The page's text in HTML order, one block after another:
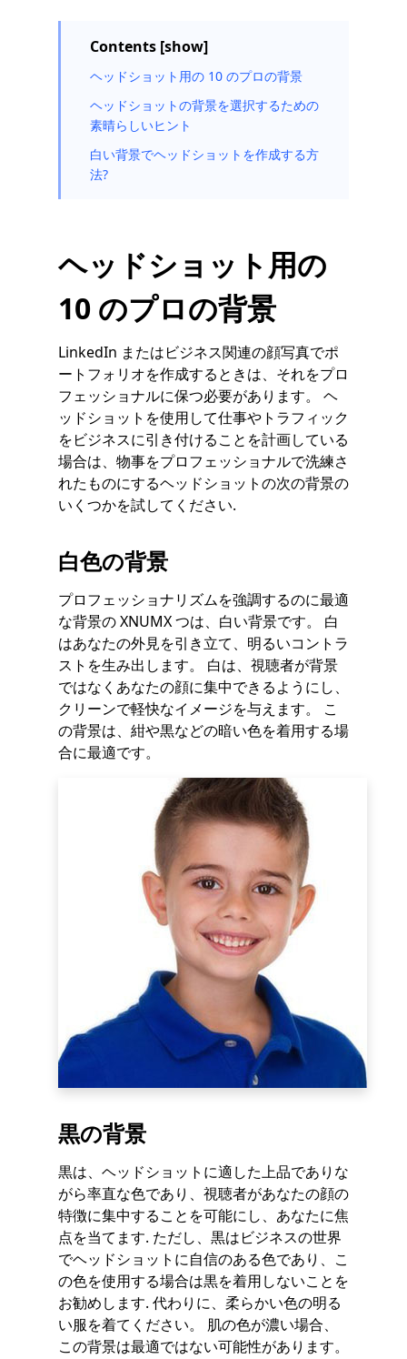
Contents [show]
ヘッドショット用の 10 のプロの背景
ヘッドショットの背景を選択するための
素晴らしいヒント
白い背景でヘッドショットを作成する方
法?
ヘッドショット用の
10 のプロの背景
LinkedIn またはビジネス関連の顔写真でポ
ートフォリオを作成するときは、それをプロ
フェッショナルに保つ必要があります。 ヘ
ッドショットを使用して仕事やトラフィック
をビジネスに引き付けることを計画している
場合は、物事をプロフェッショナルで洗練さ
れたものにするヘッドショットの次の背景の
いくつかを試してください.
白色の背景
プロフェッショナリズムを強調するのに最適
な背景の XNUMX つは、白い背景です。 白
はあなたの外見を引き立て、明るいコントラ
ストを生み出します。 白は、視聴者が背景
ではなくあなたの顔に集中できるようにし、
クリーンで軽快なイメージを与えます。 こ
の背景は、紺や黒などの暗い色を着用する場
合に最適です。
黒の背景
黒は、ヘッドショットに適した上品でありな
がら率直な色であり、視聴者があなたの顔の
特徴に集中することを可能にし、あなたに焦
点を当てます. ただし、黒はビジネスの世界
でヘッドショットに自信のある色であり、こ
の色を使用する場合は黒を着用しないことを
お勧めします. 代わりに、柔らかい色の明る
い服を着てください。 肌の色が濃い場合、
この背景は最適ではない可能性があります。